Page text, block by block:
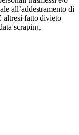
all’addestramento di
altresì fatto divieto
scraping.